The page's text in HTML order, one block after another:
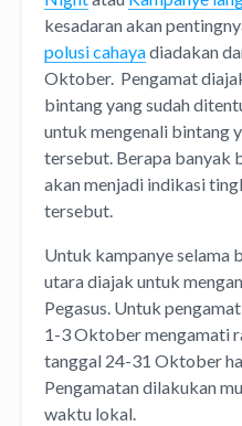
kesadaran akan
polusi cahayadiadakan
Oktober. Pengamat
bintang yang sudah
untuk mengenali bintang
tersebut. Berapa banyak
akan menjadi indikasi
tersebut.
Untuk kampanye selama
utara diajak untuk
Pegasus. Untuk
1-3 Oktober mengamati
tanggal 24-31 Oktober
Pengamatan dilakukan
waktu lokal.